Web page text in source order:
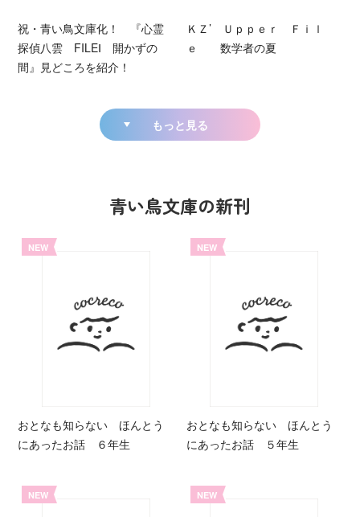
祝・青い鳥文庫化！ 『心霊
探偵八雲 FILEⅠ 開かずの
間』見どころを紹介！
ＫＺ’ Ｕｐｐｅｒ Ｆｉｌ
ｅ 数学者の夏
もっと見る
青い鳥文庫の新刊
NEW
おとなも知らない ほんとう
にあったお話 ６年生
NEW
おとなも知らない ほんとう
にあったお話 ５年生
NEW NEW